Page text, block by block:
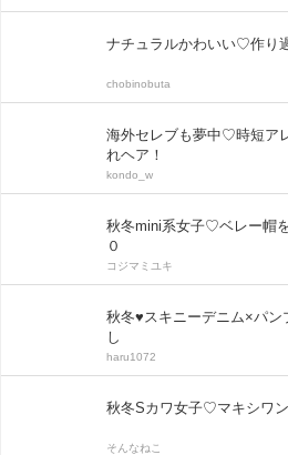
ナチュラルかわいい♡作り
chobinobuta
海外セレブも夢中♡時短ア
れヘア！
kondo_w
秋冬mini系女子♡ベレー帽
０
コジマミユキ
秋冬♥スキニーデニム×パン
し
haru1072
秋冬Sカワ女子♡マキシワ
そんなねこ